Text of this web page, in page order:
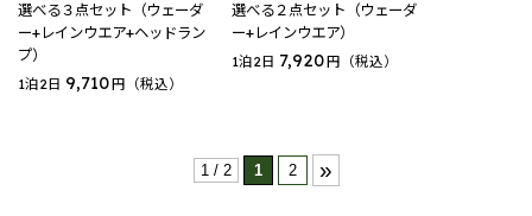
選べる３点セット（ウェーダ
ー+レインウエア+ヘッドラン
プ）
1泊2日 9,710円（税込）
選べる２点セット（ウェーダ
ー+レインウエア）
1泊2日 7,920円（税込）
1 / 2 1 2 »